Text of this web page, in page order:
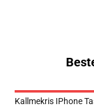
Kallmekris IPhone